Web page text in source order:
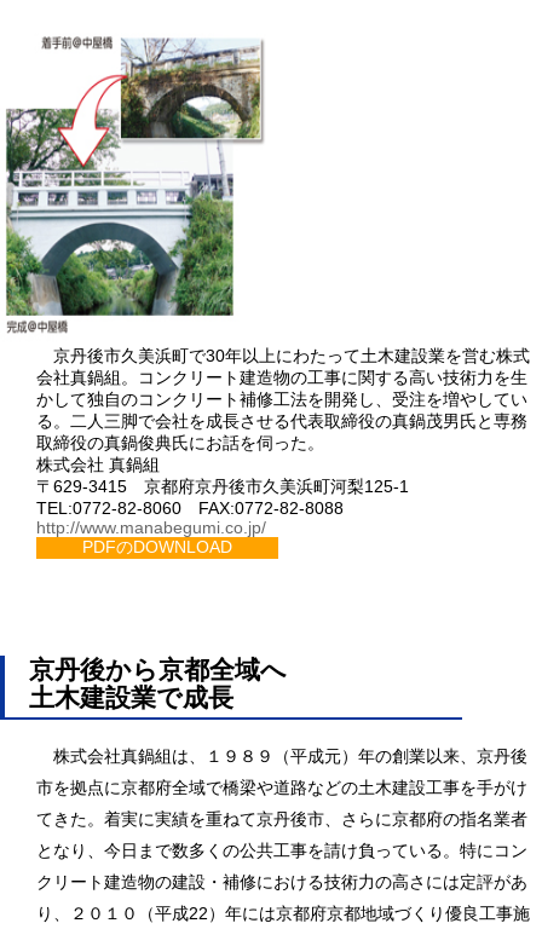
京丹後市久美浜町で30年以上にわたって土木建設業を営む株式
会社真鍋組。コンクリート建造物の工事に関する高い技術力を生
かして独自のコンクリート補修工法を開発し、受注を増やしてい
る。二人三脚で会社を成長させる代表取締役の真鍋茂男氏と専務
取締役の真鍋俊典氏にお話を伺った。
株式会社 真鍋組
〒629-3415 京都府京丹後市久美浜町河梨125-1
TEL:0772-82-8060 FAX:0772-82-8088
http://www.manabegumi.co.jp/
PDFのDOWNLOAD
京丹後から京都全域へ
土木建設業で成長
株式会社真鍋組は、１９８９（平成元）年の創業以来、京丹後
市を拠点に京都府全域で橋梁や道路などの土木建設工事を手がけ
てきた。着実に実績を重ねて京丹後市、さらに京都府の指名業者
となり、今日まで数多くの公共工事を請け負っている。特にコン
クリート建造物の建設・補修における技術力の高さには定評があ
り、２０１０（平成22）年には京都府京都地域づくり優良工事施